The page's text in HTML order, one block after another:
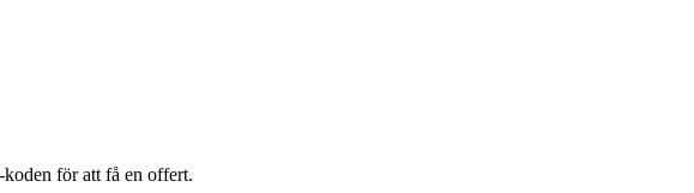
för att få en offert.